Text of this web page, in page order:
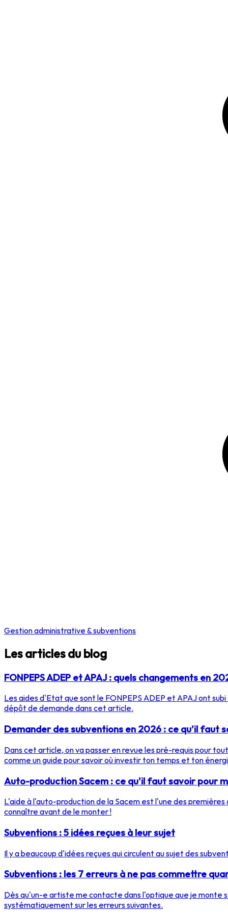
Gestion administrative & subventions
Les articles du blog
FONPEPS ADEP et APAJ : quels changements en
Les aides d'Etat que sont le FONPEPS ADEP et APAJ ont
dépôt de demande dans cet article.
Demander des subventions en 2026 : ce qu’il faut
Dans cet article, on va passer en revue les pré-requis pour
comme un guide pour savoir où investir ton temps et ton
Auto-production Sacem : ce qu'il faut savoir pour
L'aide à l'auto-production de la Sacem est l'une des
connaître avant de le monter !
Subventions : 5 idées reçues à leur sujet
Il y a beaucoup d'idées reçues qui circulent au sujet des
Subventions : les 7 erreurs à ne pas commettre
Dès qu'un-e artiste me contacte dans l'optique que je monte
systématiquement sur les erreurs suivantes.